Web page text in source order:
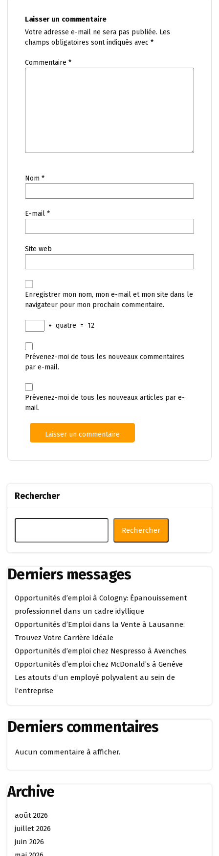
Laisser un commentaire
Votre adresse e-mail ne sera pas publiée. Les
champs obligatoires sont indiqués avec *
Commentaire *
Nom *
E-mail *
Site web
Enregistrer mon nom, mon e-mail et mon site dans le
navigateur pour mon prochain commentaire.
+ quatre = 12
Prévenez-moi de tous les nouveaux commentaires
par e-mail.
Prévenez-moi de tous les nouveaux articles par e-
mail.
Rechercher
Rechercher
Derniers messages
Opportunités d’emploi à Cologny: Épanouissement
professionnel dans un cadre idyllique
Opportunités d’Emploi dans la Vente à Lausanne:
Trouvez Votre Carrière Idéale
Opportunités d’emploi chez Nespresso à Avenches
Opportunités d’emploi chez McDonald’s à Genève
Les atouts d’un employé polyvalent au sein de
l’entreprise
Derniers commentaires
Aucun commentaire à afficher.
Archive
août 2026
juillet 2026
juin 2026